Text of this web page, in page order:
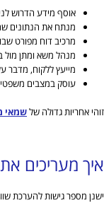
אוסף מידע הדרוש
מנתח את הנתונים
מרכיב דוח מפורט
מנהל משא ומתן מול
מייעץ ללקוח, מדבר
עוסק במצבים
זוהי אחריות גדולה שלשמאי
איך מעריכים
ישנן מספר גישות להערכת